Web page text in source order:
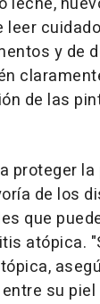
leer
y de
de las
proteger la
de los
que
atópica.
su